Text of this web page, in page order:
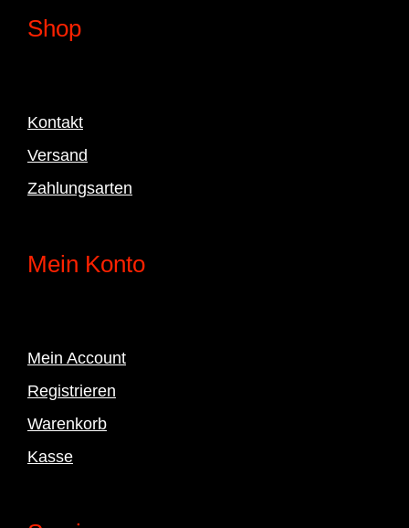
Shop
Kontakt
Versand
Zahlungsarten
Mein Konto
Mein Account
Registrieren
Warenkorb
Kasse